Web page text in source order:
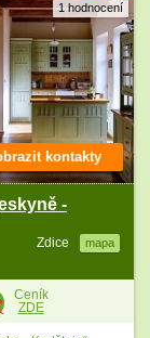
1 hodnocení
-
Zdice mapa
kontakty
Ceník
ZDE